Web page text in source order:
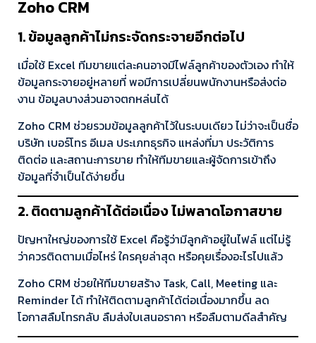
Zoho CRM
1. ข้อมูลลูกค้าไม่กระจัดกระจายอีกต่อไป
เมื่อใช้ Excel ทีมขายแต่ละคนอาจมีไฟล์ลูกค้าของตัวเอง ทำให้
ข้อมูลกระจายอยู่หลายที่ พอมีการเปลี่ยนพนักงานหรือส่งต่อ
งาน ข้อมูลบางส่วนอาจตกหล่นได้
Zoho CRM ช่วยรวมข้อมูลลูกค้าไว้ในระบบเดียว ไม่ว่าจะเป็นชื่อ
บริษัท เบอร์โทร อีเมล ประเภทธุรกิจ แหล่งที่มา ประวัติการ
ติดต่อ และสถานะการขาย ทำให้ทีมขายและผู้จัดการเข้าถึง
ข้อมูลที่จำเป็นได้ง่ายขึ้น
2. ติดตามลูกค้าได้ต่อเนื่อง ไม่พลาดโอกาสขาย
ปัญหาใหญ่ของการใช้ Excel คือรู้ว่ามีลูกค้าอยู่ในไฟล์ แต่ไม่รู้
ว่าควรติดตามเมื่อไหร่ ใครคุยล่าสุด หรือคุยเรื่องอะไรไปแล้ว
Zoho CRM ช่วยให้ทีมขายสร้าง Task, Call, Meeting และ
Reminder ได้ ทำให้ติดตามลูกค้าได้ต่อเนื่องมากขึ้น ลด
โอกาสลืมโทรกลับ ลืมส่งใบเสนอราคา หรือลืมตามดีลสำคัญ